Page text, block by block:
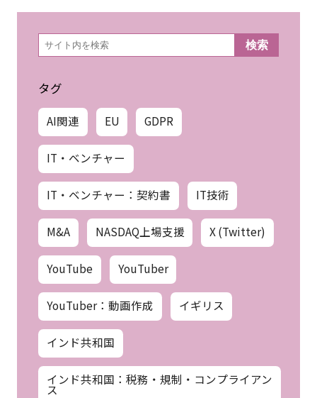
検
索 検索
タグ
AI関連 EU GDPR
IT・ベンチャー
IT・ベンチャー：契約書 IT技術
M&A NASDAQ上場支援 X (Twitter)
YouTube YouTuber
YouTuber：動画作成 イギリス
インド共和国
インド共和国：税務・規制・コンプライアン
ス